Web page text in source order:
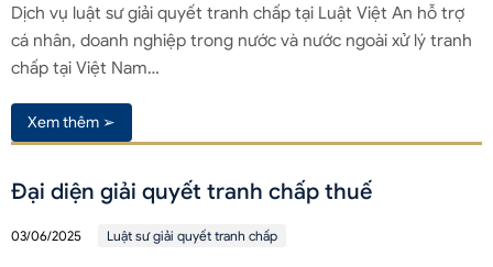
Dịch vụ luật sư giải quyết tranh chấp tại Luật Việt An hỗ trợ
cá nhân, doanh nghiệp trong nước và nước ngoài xử lý tranh
chấp tại Việt Nam…
Xem thêm ➢
Đại diện giải quyết tranh chấp thuế
03/06/2025 Luật sư giải quyết tranh chấp